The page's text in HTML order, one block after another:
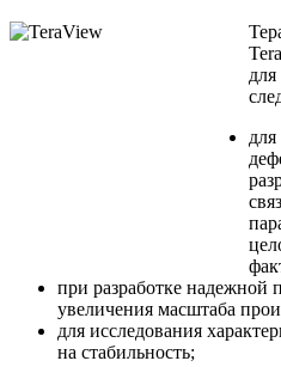
при разработке надежной
увеличения масштаба
для исследования
на стабильность;